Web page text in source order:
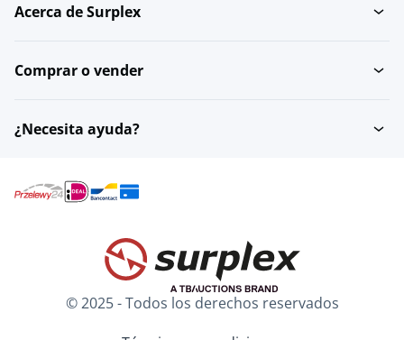
Acerca de Surplex
Comprar o vender
¿Necesita ayuda?
© 2025 - Todos los derechos reservados